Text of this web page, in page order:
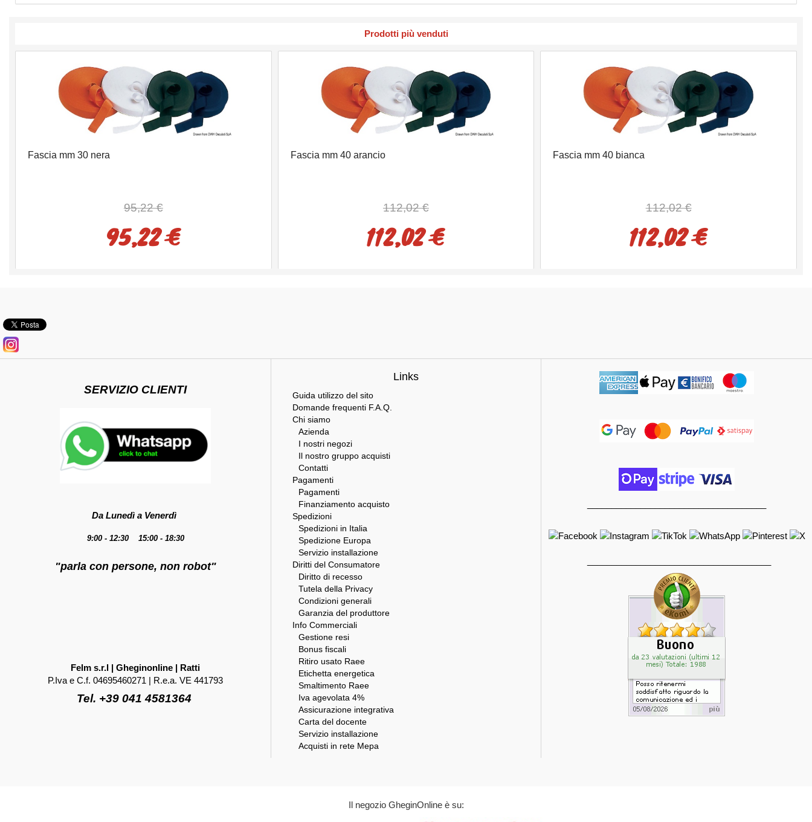
Prodotti più venduti
Fascia mm 30 nera
95,22 €
95,22 €
Fascia mm 40 arancio
112,02 €
112,02 €
Fascia mm 40 bianca
112,02 €
112,02 €
SERVIZIO CLIENTI
Da Lunedì a Venerdì
9:00 - 12:30 15:00 - 18:30
"parla con persone, non robot"
Felm s.r.l | Gheginonline | Ratti
P.Iva e C.f. 04695460271 | R.e.a. VE 441793
Tel. +39 041 4581364
Links
Guida utilizzo del sito
Domande frequenti F.A.Q.
Chi siamo
Azienda
I nostri negozi
Il nostro gruppo acquisti
Contatti
Pagamenti
Pagamenti
Finanziamento acquisto
Spedizioni
Spedizioni in Italia
Spedizione Europa
Servizio installazione
Diritti del Consumatore
Diritto di recesso
Tutela della Privacy
Condizioni generali
Garanzia del produttore
Info Commerciali
Gestione resi
Bonus fiscali
Ritiro usato Raee
Etichetta energetica
Smaltimento Raee
Iva agevolata 4%
Assicurazione integrativa
Carta del docente
Servizio installazione
Acquisti in rete Mepa
Il negozio GheginOnline è su: